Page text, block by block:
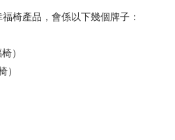
椅產品，會係以下幾個牌子：
）